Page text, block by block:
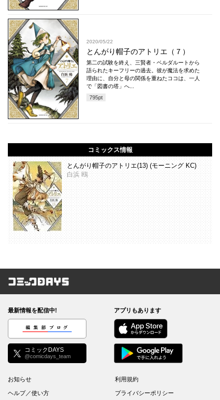
2020/05/22
とんがり帽子のアトリエ（７）
第二の試験を終え、三賢者・ベルダルートから
語られたキーフリーの過去。彼が魔法を求めた
理由に、自分と母の関係を重ねたココは、一人
で「図書の塔」へ...
795pt
コミックス情報
とんがり帽子のアトリエ(13) (モーニング KC)
白浜 鴎
コミックDAYS
最新情報を配信中!
編集部ブログ
コミックDAYS
@comicdays_team
アプリもあります
お知らせ
ヘルプ／使い方
利用規約
プライバシーポリシー